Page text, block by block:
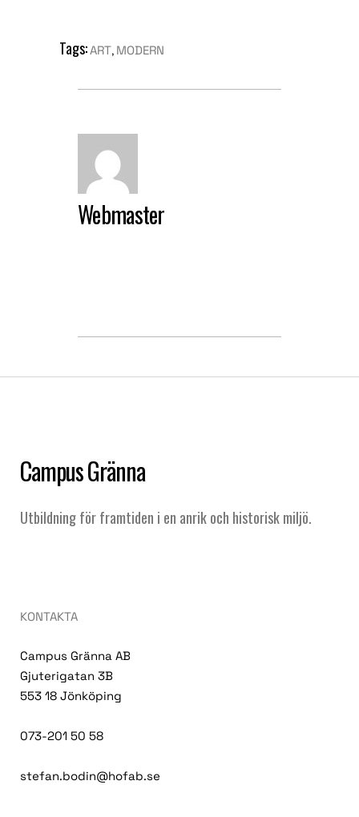
Tags:ART, MODERN
Webmaster
Campus Gränna
Utbildning för framtiden i en anrik och historisk miljö.
KONTAKTA
Campus Gränna AB
Gjuterigatan 3B
553 18 Jönköping
073-201 50 58
stefan.bodin@hofab.se